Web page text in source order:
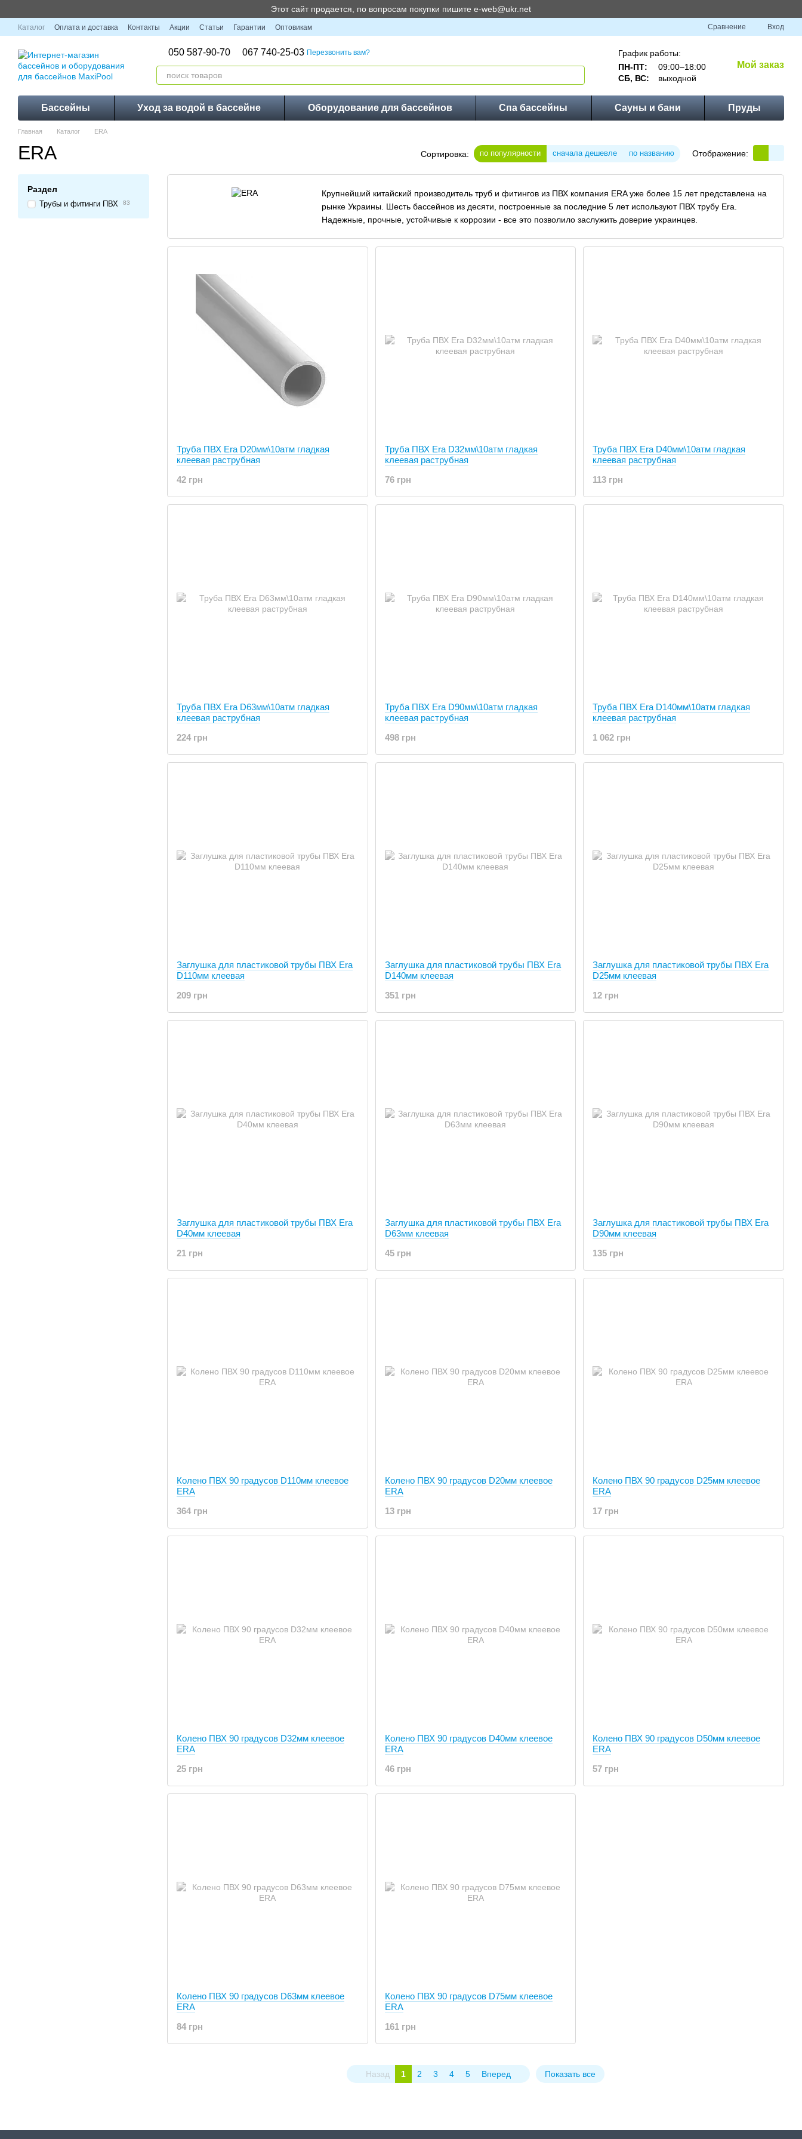
Этот сайт продается, по вопросам покупки пишите e-web@ukr.net
Каталог Оплата и доставка Контакты Акции Статьи Гарантии Оптовикам Сравнение Вход
050 587-90-70 067 740-25-03 Перезвонить вам?
График работы:
ПН-ПТ:
09:00–18:00
СБ, ВС:
выходной
Мой заказ
Бассейны Уход за водой в бассейне Оборудование для бассейнов Спа бассейны Сауны и бани Пруды
Главная Каталог ERA
ERA Сортировка: по популярности сначала дешевле по названию Отображение:
Крупнейший китайский производитель труб и фитингов из ПВХ компания ERA уже более 15 лет представлена на
рынке Украины. Шесть бассейнов из десяти, построенные за последние 5 лет используют ПВХ трубу Era.
Надежные, прочные, устойчивые к коррозии - все это позволило заслужить доверие украинцев.
Труба ПВХ Era D20мм\10атм гладкая
клеевая раструбная
42 грн
Труба ПВХ Era D32мм\10атм гладкая
клеевая раструбная
76 грн
Труба ПВХ Era D40мм\10атм гладкая
клеевая раструбная
113 грн
Труба ПВХ Era D63мм\10атм гладкая
клеевая раструбная
224 грн
Труба ПВХ Era D90мм\10атм гладкая
клеевая раструбная
498 грн
Труба ПВХ Era D140мм\10атм гладкая
клеевая раструбная
1 062 грн
Заглушка для пластиковой трубы ПВХ Era
D110мм клеевая
209 грн
Заглушка для пластиковой трубы ПВХ Era
D140мм клеевая
351 грн
Заглушка для пластиковой трубы ПВХ Era
D25мм клеевая
12 грн
Заглушка для пластиковой трубы ПВХ Era
D40мм клеевая
21 грн
Заглушка для пластиковой трубы ПВХ Era
D63мм клеевая
45 грн
Заглушка для пластиковой трубы ПВХ Era
D90мм клеевая
135 грн
Колено ПВХ 90 градусов D110мм клеевое
ERA
364 грн
Колено ПВХ 90 градусов D20мм клеевое
ERA
13 грн
Колено ПВХ 90 градусов D25мм клеевое
ERA
17 грн
Колено ПВХ 90 градусов D32мм клеевое
ERA
25 грн
Колено ПВХ 90 градусов D40мм клеевое
ERA
46 грн
Колено ПВХ 90 градусов D50мм клеевое
ERA
57 грн
Колено ПВХ 90 градусов D63мм клеевое
ERA
84 грн
Колено ПВХ 90 градусов D75мм клеевое
ERA
161 грн
Назад 1 2 3 4 5 Вперед Показать все
Раздел
Трубы и фитинги ПВХ 83